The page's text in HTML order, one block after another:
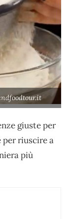
giuste per
riuscire a
più